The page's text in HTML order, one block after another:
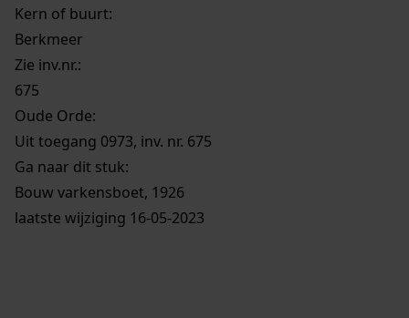
Kern of buurt:
Berkmeer
Zie inv.nr.:
675
Oude Orde:
Uit toegang 0973, inv. nr. 675
Ga naar dit stuk:
Bouw varkensboet, 1926
laatste wijziging 16-05-2023